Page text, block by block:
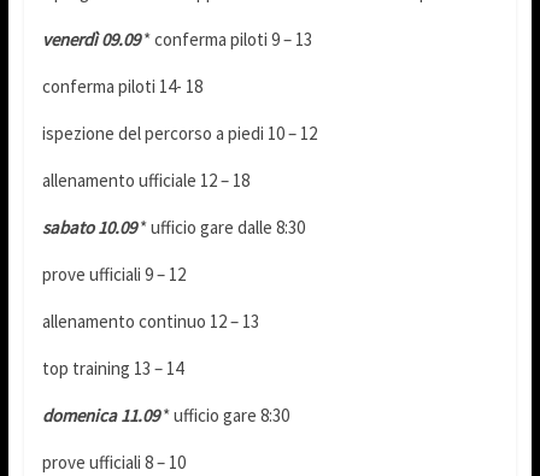
venerdì 09.09* conferma piloti 9 – 13
conferma piloti 14- 18
ispezione del percorso a piedi 10 – 12
allenamento ufficiale 12 – 18
sabato 10.09* ufficio gare dalle 8:30
prove ufficiali 9 – 12
allenamento continuo 12 – 13
top training 13 – 14
domenica 11.09* ufficio gare 8:30
prove ufficiali 8 – 10